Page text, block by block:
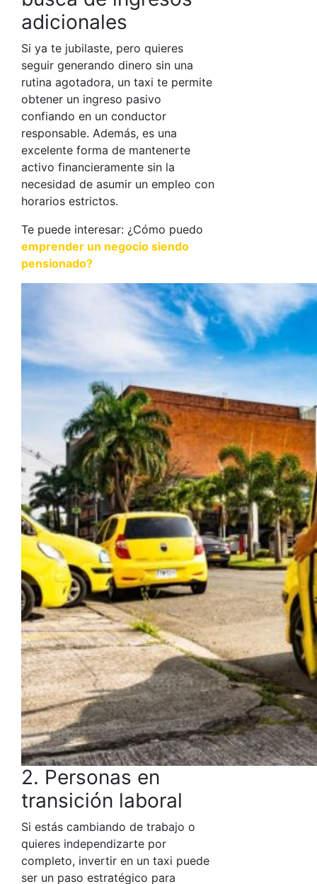
adicionales
Si ya te jubilaste, pero quieres
seguir generando dinero sin una
rutina agotadora, un taxi te permite
obtener un ingreso pasivo
confiando en un conductor
responsable. Además, es una
excelente forma de mantenerte
activo financieramente sin la
necesidad de asumir un empleo con
horarios estrictos.
Te puede interesar: ¿Cómo puedo
emprender un negocio siendo
pensionado?
2. Personas en
transición laboral
Si estás cambiando de trabajo o
quieres independizarte por
completo, invertir en un taxi puede
ser un paso estratégico para